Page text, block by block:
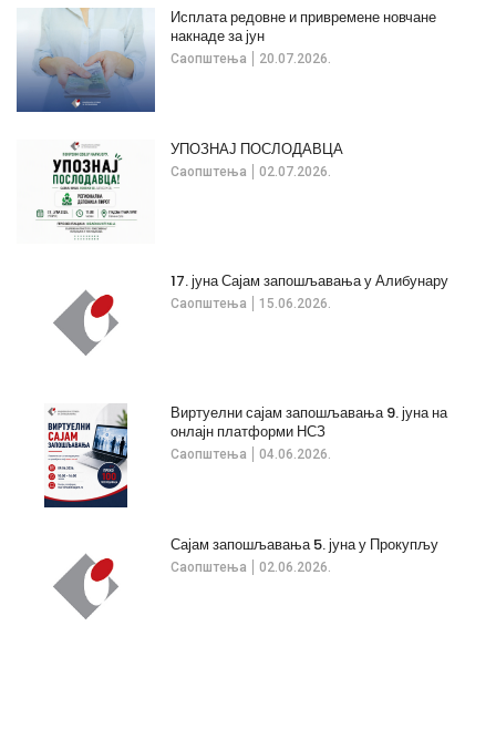
Саопштења 20.07.2026.
Исплата редовне и привремене новчане
накнаде за јун
Саопштења 02.07.2026.
УПОЗНАЈ ПОСЛОДАВЦА
Саопштења 15.06.2026.
17. јуна Сајам запошљавања у Алибунару
Саопштења 04.06.2026.
Виртуелни сајам запошљавања 9. јуна на
онлајн платформи НСЗ
Саопштења 02.06.2026.
Сајам запошљавања 5. јуна у Прокупљу